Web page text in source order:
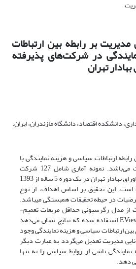
مدیریت بر رابطه بین ارتباطات
در شرکت‌های پذیرفته
تهران
دانشکده اقتصاد، دانشگاه مازندران، ایران.
ارتباطات سیاسی و هزینه نمایندگی با
توجه به توانایی مدیریت می‌باشد. نمونه آماری شامل 127 شرکت
پذیرفته شده در بورس اوراق بهادار تهران در یک دوره 5 ساله از 1393
است. این تحقیق بر اساس اهداف، از نوع
در حیطه تحقیقات همبستگی میباشد.
از مدل رگرسیونی حداقل مربعات تعمیم-
یافته در نرم افزار EViews10 استفاده شده‌ که نتایج نشان می‌دهد
بین ارتباطات سیاسی و هزینه نمایندگی وجود
مدیریت تعدیل می‌گردد به عبارت دیگر
نمایندگی ناشی از روابط سیاسی را نه تنها
دهد.